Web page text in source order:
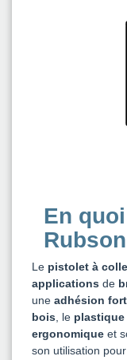
En
Le pistolet à
applications de
une adhésion
bois , le plastique
ergonomique et
son utilisation